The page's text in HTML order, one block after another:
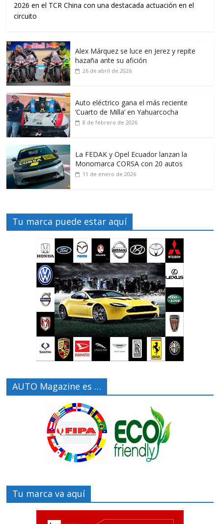
2026 en el TCR China con una destacada actuación en el
circuito
Alex Márquez se luce en Jerez y repite
hazaña ante su afición
26 de abril de 2026
Auto eléctrico gana el más reciente
‘Cuarto de Milla’ en Yahuarcocha
8 de febrero de 2026
La FEDAK y Opel Ecuador lanzan la
Monomarca CORSA con 20 autos
11 de enero de 2026
Tu marca puede estar aquí
AUTO Magazine es …
Tu marca va aquí